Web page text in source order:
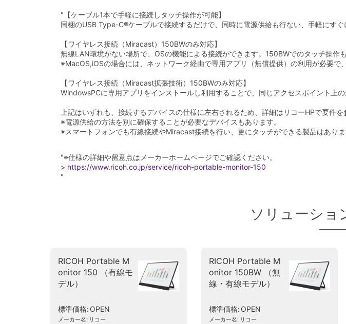
"【ケーブル1本で手軽に接続しタッチ操作が可能】
同梱のUSB Type-C®ケーブルで接続するだけで、同時に電源供給も行ない、手軽にすぐ
【ワイヤレス接続（Miracast）150BWのみ対応】
無線LAN環境がない場所で、OSの機能による接続ができます。150BWでのタッチ操作
※MacOS,iOSの場合には、ネットワーク経由で専用アプリ（無償提供）の利用が必要で
【ワイヤレス接続（Miracast拡張技術）150BWのみ対応】
WindowsPCに専用アプリをインストールし利用することで、同じアクセスポイント上
上記はいずれも、接続するデバイスの仕様に左右されるため、詳細はリコーHPで要件
※電源供給の方法を別に確保することが必要なデバイスもあります。
※スマートフォンでも有線接続やMiracast接続を行い、更にタッチができる製品はあり
"※仕様の詳細や留意点はメーカーホームページでご確認ください。
> https://www.ricoh.co.jp/service/ricoh-portable-monitor-150
"
ソリューショ
RICOH Portable M
onitor 150 （有線モ
デル）
標準価格 OPEN
メーカー名 リコー
RICOH Portable M
onitor 150BW （無
線・有線モデル）
標準価格 OPEN
メーカー名 リコー